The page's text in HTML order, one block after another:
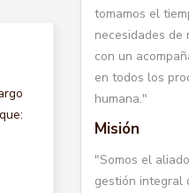
tomamos el
necesidades de
con un
en todos los
humana."
Misión
"Somos el
gestión integral